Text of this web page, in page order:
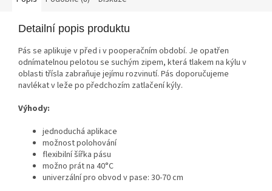
Detailní popis produktu
Pás se aplikuje v před i v pooperačním období. Je opatřen
odnímatelnou pelotou se suchým zipem, která tlakem na kýlu v
oblasti třísla zabraňuje jejímu rozvinutí. Pás doporučujeme
navlékat v leže po předchozím zatlačení kýly.
Výhody:
jednoduchá aplikace
možnost polohování
flexibilní šířka pásu
možno prát na 40°C
univerzální pro obvod v pase: 30-70 cm